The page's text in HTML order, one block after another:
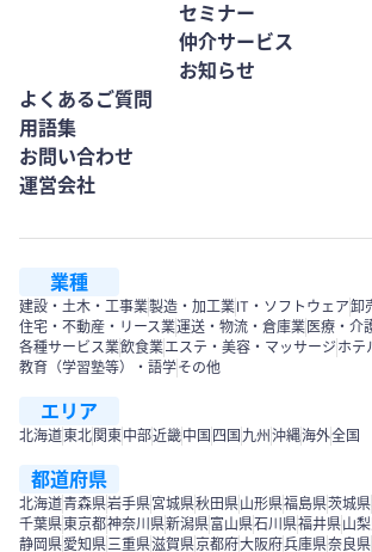
セミナー
仲介サービス
お知らせ
よくあるご質問
用語集
お問い合わせ
運営会社
業種
建設・土木・工事業製造・加工業IT・ソフトウェア卸
住宅・不動産・リース業運送・物流・倉庫業 医療・介
各種サービス業飲食業エステ・美容・マッサージ ホテ
教育（学習塾等）・語学その他
エリア
北海道東北 関東中部近畿中国 四国 九州 沖縄海外全国
都道府県
北海道青森県岩手県宮城県秋田県山形県福島県茨城県
千葉県東京都神奈川県新潟県富山県石川県福井県山
静岡県愛知県三重県滋賀県京都府大阪府兵庫県奈良県